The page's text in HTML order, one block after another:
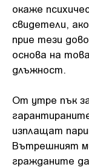
окаже
свидетели,
прие тези
основа на
длъжност.
От утре пък
изплащат
Вътрешният
гражданите